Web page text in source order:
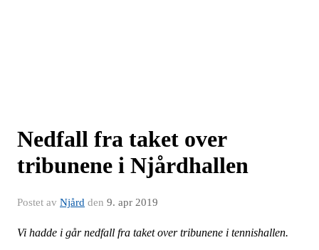
Nedfall fra taket over
tribunene i Njårdhallen
Postet av Njård den 9. apr 2019
Vi hadde i går nedfall fra taket over tribunene i tennishallen.